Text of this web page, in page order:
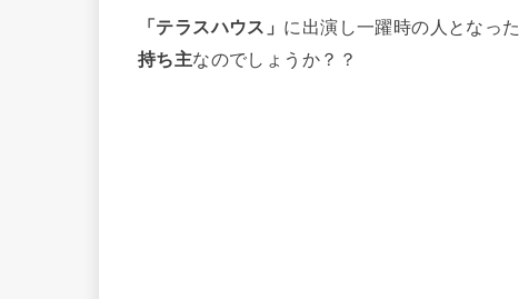
「テラスハウス」 に出演し一躍時の人となった
持ち主なのでしょうか？？